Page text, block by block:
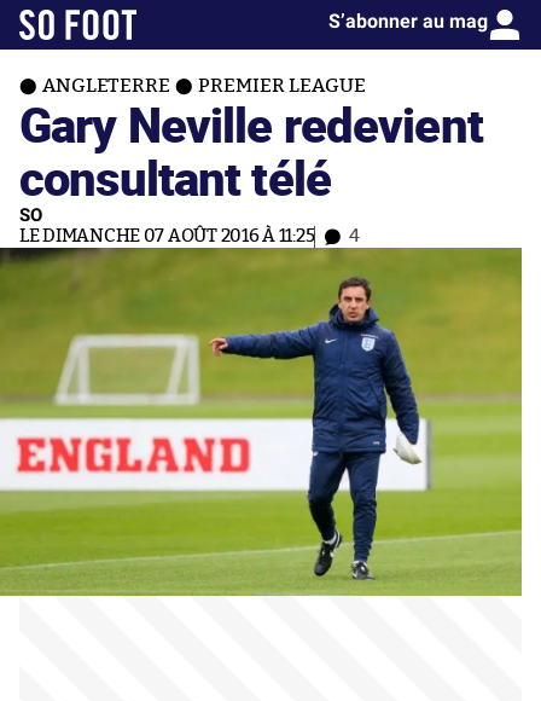
S’abonner au mag
ANGLETERRE PREMIER LEAGUE
Gary Neville redevient
consultant télé
SO
LE DIMANCHE 07 AOÛT 2016 À 11:25 4